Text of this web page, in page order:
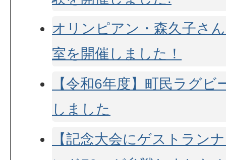
オリンピアン・森久子さ
室を開催しました！
【令和6年度】町民ラグ
しました
【記念大会にゲストラン